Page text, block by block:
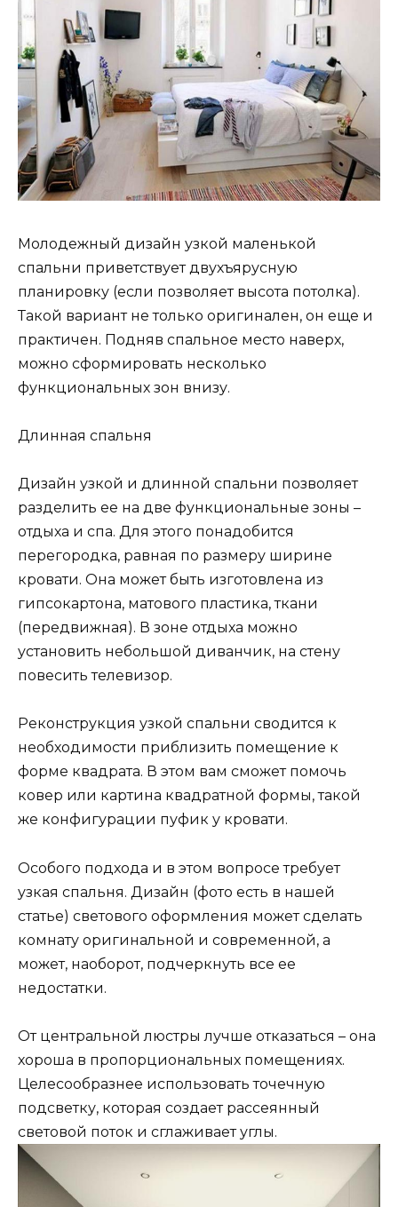
Молодежный дизайн узкой маленькой
спальни приветствует двухъярусную
планировку (если позволяет высота потолка).
Такой вариант не только оригинален, он еще и
практичен. Подняв спальное место наверх,
можно сформировать несколько
функциональных зон внизу.
Длинная спальня
Дизайн узкой и длинной спальни позволяет
разделить ее на две функциональные зоны –
отдыха и спа. Для этого понадобится
перегородка, равная по размеру ширине
кровати. Она может быть изготовлена из
гипсокартона, матового пластика, ткани
(передвижная). В зоне отдыха можно
установить небольшой диванчик, на стену
повесить телевизор.
Реконструкция узкой спальни сводится к
необходимости приблизить помещение к
форме квадрата. В этом вам сможет помочь
ковер или картина квадратной формы, такой
же конфигурации пуфик у кровати.
Особого подхода и в этом вопросе требует
узкая спальня. Дизайн (фото есть в нашей
статье) светового оформления может сделать
комнату оригинальной и современной, а
может, наоборот, подчеркнуть все ее
недостатки.
От центральной люстры лучше отказаться – она
хороша в пропорциональных помещениях.
Целесообразнее использовать точечную
подсветку, которая создает рассеянный
световой поток и сглаживает углы.